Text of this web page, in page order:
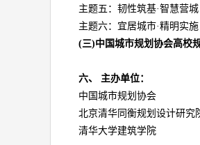
主题五：韧性筑基·智慧营
主题六：宜居城市·精明实
(三)中国城市规划协会高校
六、 主办单位：
中国城市规划协会
北京清华同衡规划设计研究
清华大学建筑学院